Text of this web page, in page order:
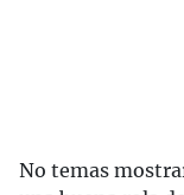
No temas